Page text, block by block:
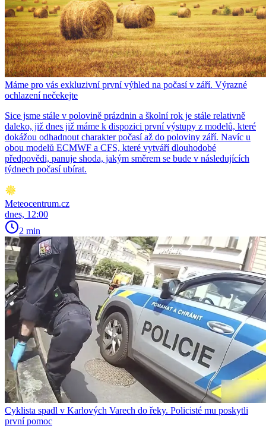
Máme pro vás exkluzivní první výhled na počasí v září. Výrazné
ochlazení nečekejte
Sice jsme stále v polovině prázdnin a školní rok je stále relativně
daleko, již dnes již máme k dispozici první výstupy z modelů, které
dokážou odhadnout charakter počasí až do poloviny září. Navíc u
obou modelů ECMWF a CFS, které vytváří dlouhodobé
předpovědi, panuje shoda, jakým směrem se bude v následujících
týdnech počasí ubírat.
Meteocentrum.cz
dnes, 12:00
2 min
Cyklista spadl v Karlových Varech do řeky. Policisté mu poskytli
první pomoc